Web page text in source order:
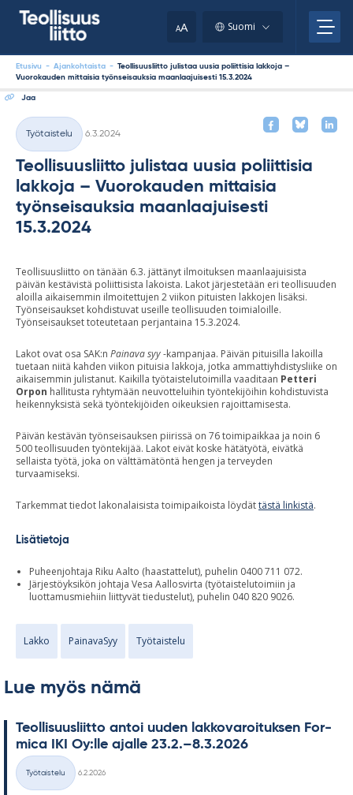
AA Suomi
Etusivu - Ajankohtaista - Teollisuusliitto julistaa uusia poliittisia lakkoja –
Vuorokauden mittaisia työnseisauksia maanlaajuisesti 15.3.2024
Jaa
Kategoriat
Työtaistelu
6.3.2024
Teollisuusliitto julistaa uusia poliittisia
lakkoja – Vuorokauden mittaisia
työnseisauksia maanlaajuisesti
15.3.2024
Teollisuusliitto on tänään 6.3. jättänyt ilmoituksen maanlaajuisista
päivän kestävistä poliittisista lakoista. Lakot järjestetään eri teollisuuden
aloilla aikaisemmin ilmoitettujen 2 viikon pituisten lakkojen lisäksi.
Työnseisaukset kohdistuvat useille teollisuuden toimialoille.
Työnseisaukset toteutetaan perjantaina 15.3.2024.
Lakot ovat osa SAK:n Painava syy-kampanjaa. Päivän pituisilla lakoilla
tuetaan niitä kahden viikon pituisia lakkoja, jotka ammattiyhdistysliike on
aikaisemmin julistanut. Kaikilla työtaistelutoimilla vaaditaan Petteri
Orpon hallitusta ryhtymään neuvotteluihin työntekijöihin kohdistuvista
heikennyksistä sekä työntekijöiden oikeuksien rajoittamisesta.
Päivän kestävän työnseisauksen piirissä on 76 toimipaikkaa ja noin 6
500 teollisuuden työntekijää. Lakot eivät koske hätätyötä, eivätkä
sellaista työtä, joka on välttämätöntä hengen ja terveyden
turvaamiseksi.
Tarkemmat tiedot lakonalaisista toimipaikoista löydättästä linkistä.
Lisätietoja
Puheenjohtaja Riku Aalto (haastattelut), puhelin 0400 711 072.
Järjestöyksikön johtaja Vesa Aallosvirta (työtaistelutoimiin ja
luottamusmiehiin liittyvät tiedustelut), puhelin 040 820 9026.
Lakko PainavaSyy Työtaistelu
Lue myös nämä
Teol­li­suus­liitto an­toi uu­den lak­ko­va­roi­tuk­sen For­
mica IKI Oy:lle ajalle 23.2.–8.3.2026
Kategoriat
Työtaistelu
6.2.2026
clipboard.)